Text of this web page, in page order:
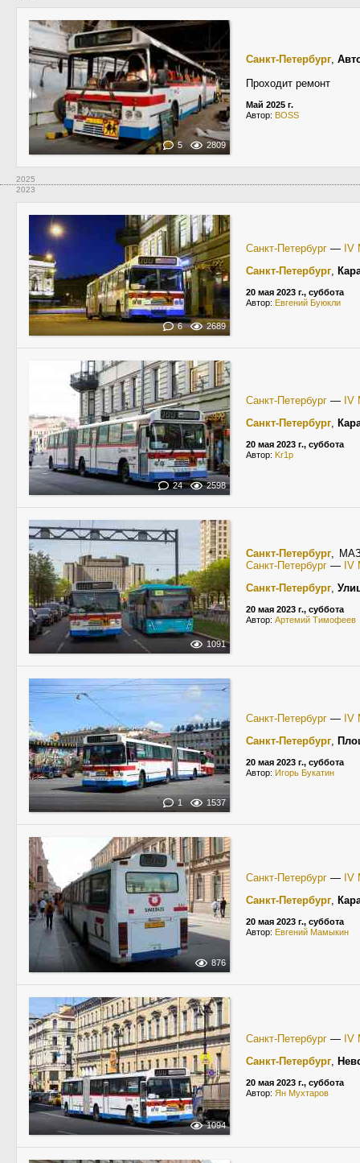
5 2809
Санкт-Петербург,
Проходит ремонт
Май 2025 г.
Автор: BOSS
2025
2023
6 2689
Санкт-Петербург — IV
Санкт-Петербург,
20 мая 2023 г., суббота
Автор: Евгений Буюкли
24 2598
Санкт-Петербург — IV
Санкт-Петербург,
20 мая 2023 г., суббота
Автор: Kr1p
1091
Санкт-Петербург,
Санкт-Петербург — IV
Санкт-Петербург,
20 мая 2023 г., суббота
Автор: Артемий Тимофеев
1 1537
Санкт-Петербург — IV
Санкт-Петербург,
20 мая 2023 г., суббота
Автор: Игорь Букатин
876
Санкт-Петербург — IV
Санкт-Петербург,
20 мая 2023 г., суббота
Автор: Евгений Мамыкин
1094
Санкт-Петербург — IV
Санкт-Петербург,
20 мая 2023 г., суббота
Автор: Ян Мухтаров